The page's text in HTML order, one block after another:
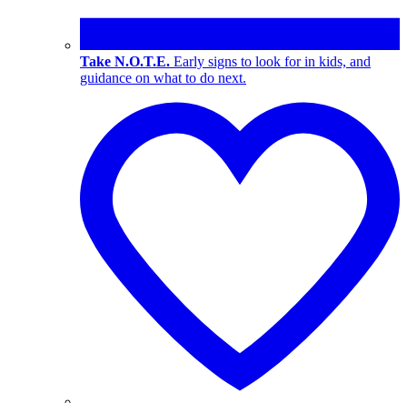
Take N.O.T.E. Early signs to look for in kids, and
guidance on what to do next.